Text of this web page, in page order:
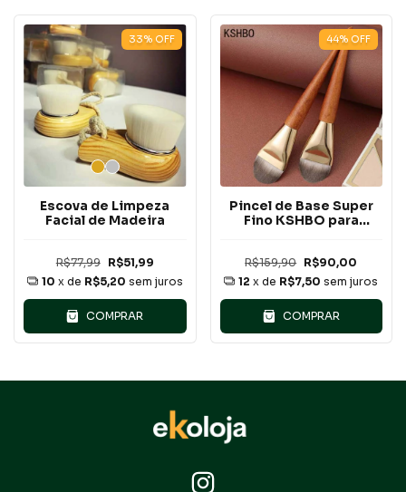
33% OFF
Escova de Limpeza
Facial de Madeira
R$77,99
R$51,99
10 x de R$5,20 sem juros
COMPRAR
44% OFF
Pincel de Base Super
Fino KSHBO para
R$159,90 R$90,00
12 x de R$7,50 sem juros
COMPRAR